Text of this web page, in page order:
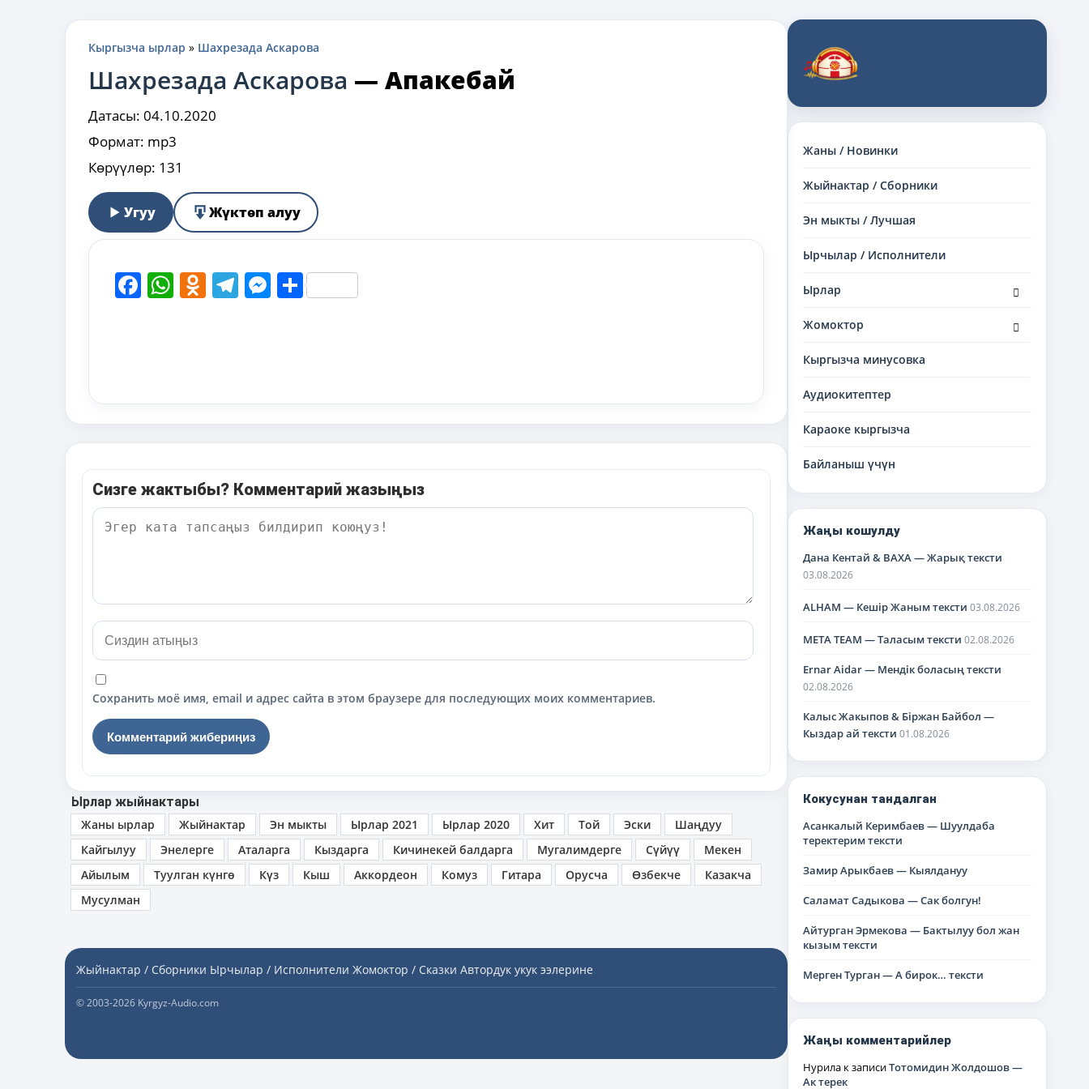
Жаны / Новинки
Жыйнактар / Сборники
Эн мыкты / Лучшая
Ырчылар / Исполнители
Ырлар
дочернее
Жомоктор
дочернее
Кыргызча минусовка
Аудиокитептер
Караоке кыргызча
Байланыш үчүн
Жаңы кошулду
Дана Кентай & BAXA — Жарық тексти
03.08.2026
ALHAM — Кешір Жаным тексти 03.08.2026
META TEAM — Таласым тексти 02.08.2026
Ernar Aidar — Мендік боласың тексти
02.08.2026
Калыс Жакыпов & Біржан Байбол —
Кыздар ай тексти 01.08.2026
Кокусунан тандалган
Асанкалый Керимбаев — Шуулдаба
теректерим тексти
Замир Арыкбаев — Кыялдануу
Саламат Садыкова — Сак болгун!
Айтурган Эрмекова — Бактылуу бол жан
кызым тексти
Мерген Турган — А бирок… тексти
Жаңы комментарийлер
Нурила к записиТотомидин Жолдошов —
Ак терек
Кыргызча ырлар » Шахрезада Аскарова
Шахрезада Аскарова — Апакебай
Датасы: 04.10.2020
Формат: mp3
Көрүүлөр: 131
Угуу Жүктөп алуу
Facebook
WhatsApp
Odnoklassniki
Telegram
Messenger
Share
Сизге жактыбы? Комментарий жазыңыз
Сохранить моё имя, email и адрес сайта в этом браузере для последующих моих комментариев.
Ырлар жыйнактары
Жаны ырлар
Жыйнактар Эн мыкты Ырлар 2021 Ырлар 2020 Хит Той Эски
Шаңдуу
Кайгылуу
Энелерге Аталарга Кыздарга Кичинекей балдарга Мугалимдерге Сүйүү
Мекен
Айылым
Туулган күнгө Күз Кыш Аккордеон Комуз Гитара Орусча Өзбекче
Казакча
Мусулман
Жыйнактар / Сборники Ырчылар / Исполнители Жомоктор / Сказки Автордук укук ээлерине
© 2003-2026 Kyrgyz-Audio.com